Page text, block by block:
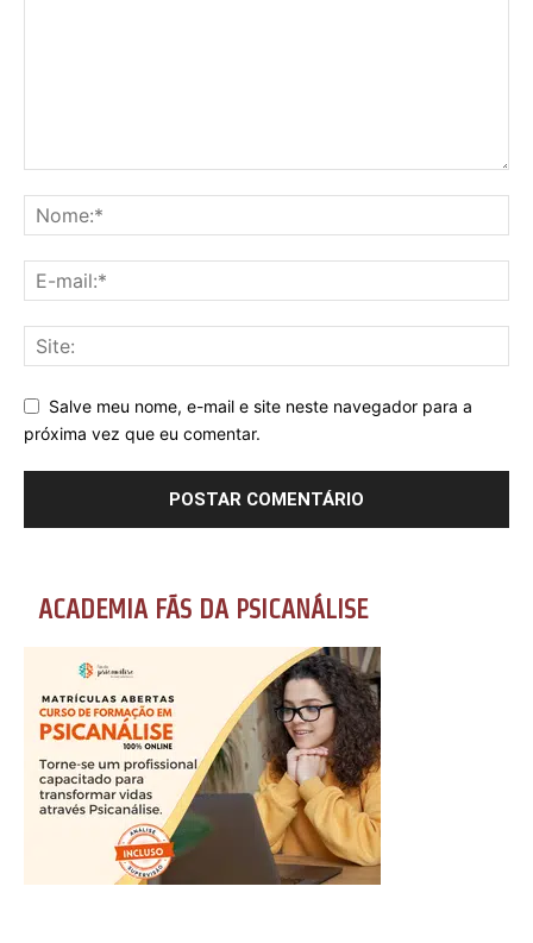
Salve meu nome, e-mail e site neste navegador para a
próxima vez que eu comentar.
ACADEMIA FÃS DA PSICANÁLISE